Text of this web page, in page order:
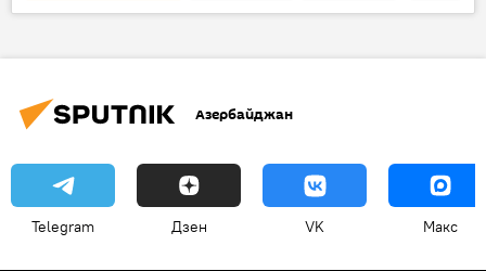
Предупреждение
Солнце
Азербайджан
Telegram Дзен VK Макс